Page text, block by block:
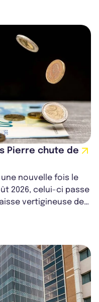
Pierre chute de
une nouvelle fois le
2026, celui-ci passe
vertigineuse de